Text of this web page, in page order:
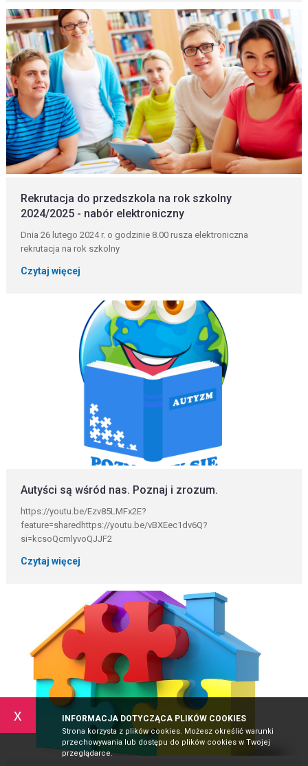
x INFORMACJA DOTYCZĄCA PLIKÓW COOKIES
Strona korzysta z plików cookies. Możesz określić warunki
przechowywania lub dostępu do plików cookies w Twojej
przeglądarce.
Rekrutacja do przedszkola na rok szkolny
2024/2025 - nabór elektroniczny
Dnia 26 lutego 2024 r. o godzinie 8.00 rusza elektroniczna
rekrutacja na rok szkolny
Czytaj więcej
Autyści są wśród nas. Poznaj i zrozum.
https://youtu.be/Ezv85LMFx2E?
feature=sharedhttps://youtu.be/vBXEec1dv6Q?
si=kcsoQcmlyvoQJJF2
Czytaj więcej